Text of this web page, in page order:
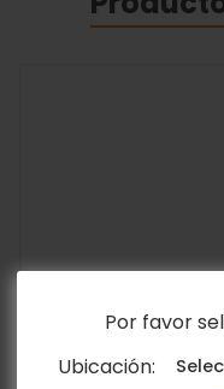
Por favor
Ubicación: